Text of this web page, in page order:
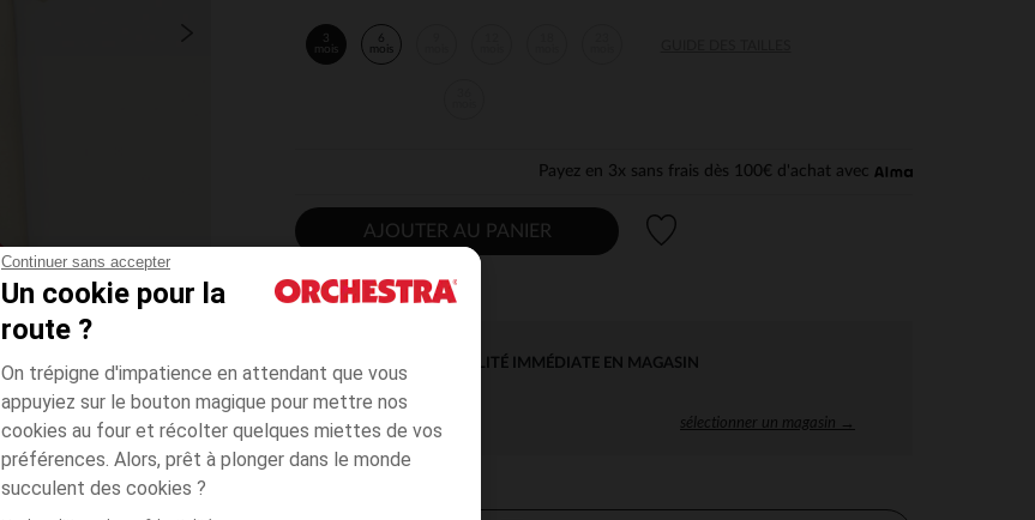
Continuer sans accepter
Un cookie pour la
route ?
On trépigne d'impatience en attendant que vous
appuyiez sur le bouton magique pour mettre nos
cookies au four et récolter quelques miettes de vos
préférences. Alors, prêt à plonger dans le monde
succulent des cookies ?
3
mois
6
mois
Payez en 3x sans frais dès 100€ d'achat avec
AJOUTER AU PANIER
DISPONIBILITÉ IMMÉDIATE EN MAGASIN
sélectionner un magasin →